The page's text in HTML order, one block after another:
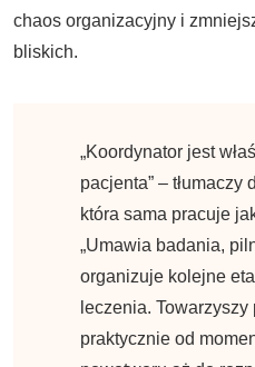
chaos organizacyjny i
bliskich.
„Koordynator jest
pacjenta” – tłumaczy
która sama pracuje
„Umawia badania,
organizuje kolejne
leczenia.
praktycznie od